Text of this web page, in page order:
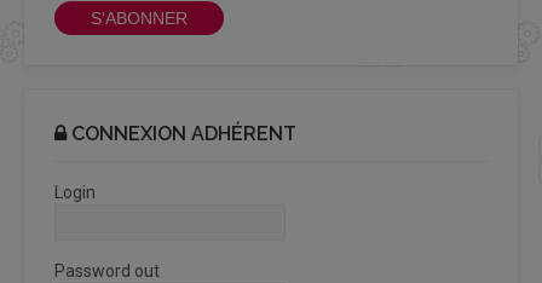
S'ABONNER
CONNEXION ADHÉRENT
Login
Password out